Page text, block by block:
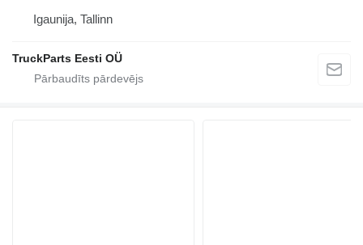
Igaunija, Tallinn
TruckParts Eesti OÜ